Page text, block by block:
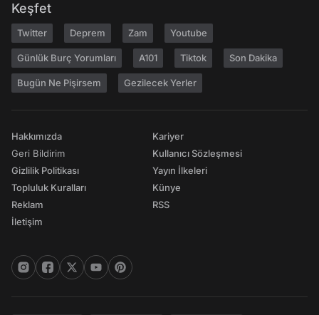
Keşfet
Twitter Deprem Zam Youtube
Günlük Burç Yorumları A101 Tiktok Son Dakika
Bugün Ne Pişirsem Gezilecek Yerler
Hakkımızda
Geri Bildirim
Gizlilik Politikası
Topluluk Kuralları
Reklam
İletişim
Kariyer
Kullanıcı Sözleşmesi
Yayın İlkeleri
Künye
RSS